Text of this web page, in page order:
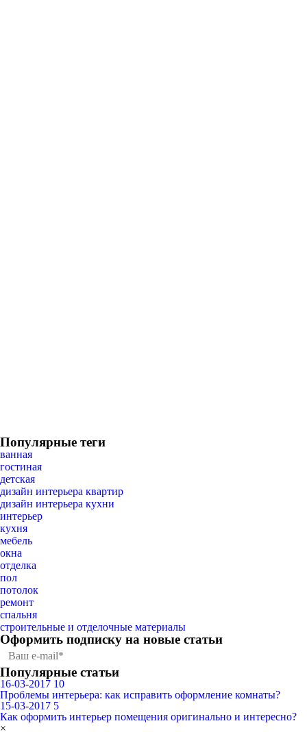
Популярные теги
ванная
гостиная
детская
дизайн интерьера квартир
дизайн интерьера кухни
интерьер
кухня
мебель
окна
отделка
пол
потолок
ремонт
спальня
строительные и отделочные материалы
Оформить подписку на новые статьи
Популярные статьи
16-03-2017 10
Проблемы интерьера: как исправить оформление комнаты?
15-03-2017 5
Как оформить интерьер помещения оригинально и интересно?
×